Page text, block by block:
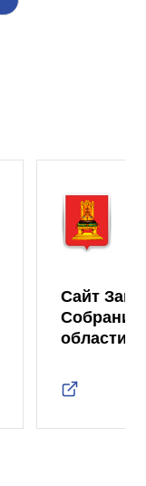
Сайт
Собрания
области